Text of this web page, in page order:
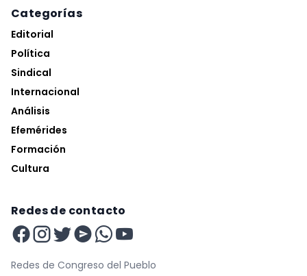
Categorías
Editorial
Política
Sindical
Internacional
Análisis
Efemérides
Formación
Cultura
Redes de contacto
Redes de Congreso del Pueblo